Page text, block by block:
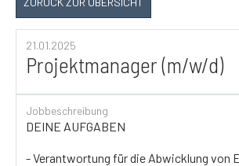
21.01.2025
Projektmanager (m/w/d)
Jobbeschreibung
DEINE AUFGABEN
- Verantwortung für die Abwicklung von